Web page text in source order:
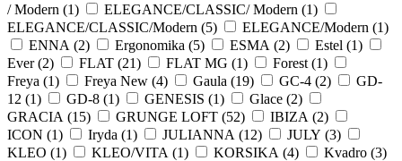
/ Modern (1) ELEGANCE/CLASSIC/ Modern (1)
ELEGANCE/CLASSIC/Modern (5) ELEGANCE/Modern (1)
ENNA (2) Ergonomika (5) ESMA (2) Estel (1)
Ever (2) FLAT (21) FLAT MG (1) Forest (1)
Freya (1) Freya New (4) Gaula (19) GC-4 (2)
GD-
12 (1) GD-8 (1) GENESIS (1) Glace (2)
GRACIA (15) GRUNGE LOFT (52) IBIZA (2)
ICON (1) Iryda (1) JULIANNA (12) JULY (3)
KLEO (1) KLEO/VITA (1) KORSIKA (4) Kvadro (3)